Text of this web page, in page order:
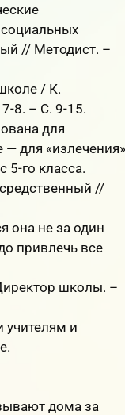
// Методист. –
/ К.
8. – С. 9-15.
для
для «излечения»
5-го класса.
//
она не за один
привлечь все
школы. –
и
дома за